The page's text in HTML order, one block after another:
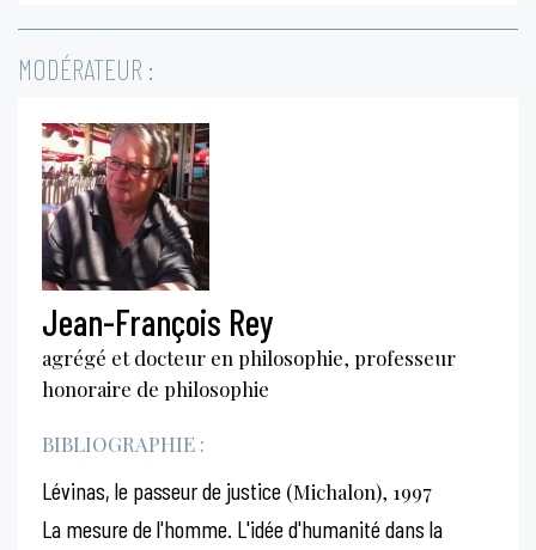
MODÉRATEUR :
Jean-François Rey
agrégé et docteur en philosophie, professeur
honoraire de philosophie
BIBLIOGRAPHIE :
Lévinas, le passeur de justice (Michalon), 1997
La mesure de l'homme. L'idée d'humanité dans la